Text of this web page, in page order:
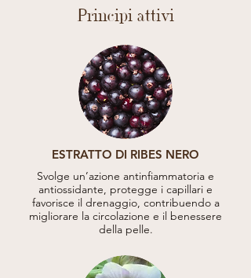
Principi attivi
ESTRATTO DI RIBES NERO
Svolge un’azione antinfiammatoria e
antiossidante, protegge i capillari e
favorisce il drenaggio, contribuendo a
migliorare la circolazione e il benessere
della pelle.